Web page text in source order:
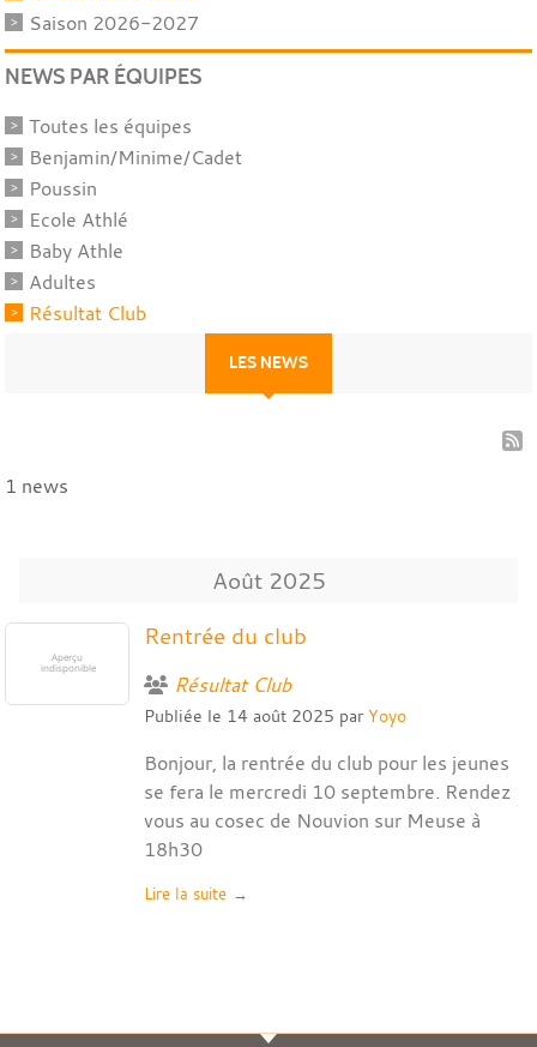
LES NEWS
1 news
Août 2025
Rentrée du club
Résultat Club
Publiée le 14 août 2025 par Yoyo
Bonjour, la rentrée du club pour les jeunes
se fera le mercredi 10 septembre. Rendez
vous au cosec de Nouvion sur Meuse à
18h30
Lire la suite
Saison 2026-2027
NEWS PAR ÉQUIPES
Toutes les équipes
Benjamin/Minime/Cadet
Poussin
Ecole Athlé
Baby Athle
Adultes
Résultat Club